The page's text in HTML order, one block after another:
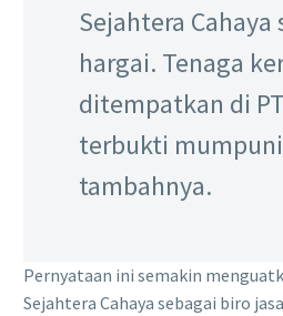
Sejahtera
hargai. Tenaga
ditempatkan di
terbukti
tambahnya.
Pernyataan ini semakin
Sejahtera Cahaya sebagai biro